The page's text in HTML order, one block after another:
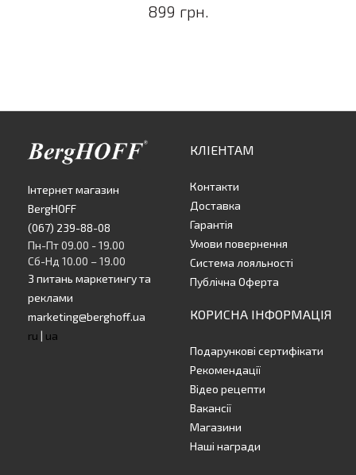
899 грн.
Інтернет магазин
BergHOFF
(067) 239-88-08
Пн-Пт 09.00 - 19.00
Сб-Нд 10.00 – 19.00
З питань маркетингу та
реклами
marketing@berghoff.ua
ru | ua
КЛІЕНТАМ
Контакти
Доставка
Гарантія
Умови повернення
Система лояльності
Публічна Оферта
КОРИСНА ІНФОРМАЦІЯ
Подарункові сертифікати
Рекомендації
Відео рецепти
Вакансії
Магазини
Наші награди